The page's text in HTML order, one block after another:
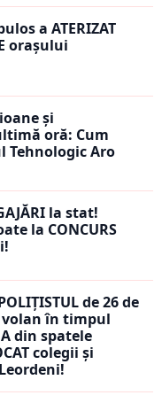
a ATERIZAT
orașului
și
oră: Cum
Tehnologic Aro
la stat!
la CONCURS
de 26 de
volan în timpul
din spatele
colegii și